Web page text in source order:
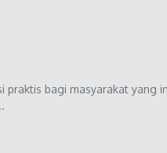
praktis bagi masyarakat yang